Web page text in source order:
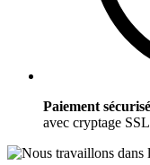
Paiement sécurisé
avec cryptage SSL